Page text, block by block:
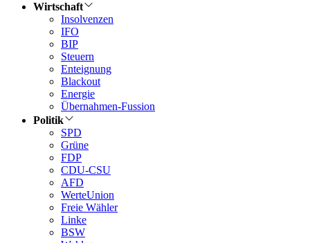
Wirtschaft
Insolvenzen
IFO
BIP
Steuern
Enteignung
Blackout
Energie
Übernahmen-Fussion
Politik
SPD
Grüne
FDP
CDU-CSU
AFD
WerteUnion
Freie Wähler
Linke
BSW